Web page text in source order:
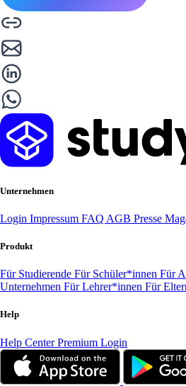
Unternehmen
Login Impressum FAQ AGB Presse
Produkt
Für Studierende Für Schüler*innen Für
Unternehmen Für Lehrer*innen Für
Help
Help CenterPremium Login